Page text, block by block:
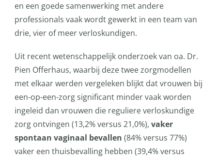
en een goede samenwerking met andere
professionals vaak wordt gewerkt in een team van
drie, vier of meer verloskundigen.
Uit recent wetenschappelijk onderzoek van oa. Dr.
Pien Offerhaus, waarbij deze twee zorgmodellen
met elkaar werden vergeleken blijkt dat vrouwen bij
een-op-een-zorg significant minder vaak worden
ingeleid dan vrouwen die reguliere verloskundige
zorg ontvingen (13,2% versus 21,0%), vaker
spontaan vaginaal bevallen (84% versus 77%)
vaker een thuisbevalling hebben (39,4% versus